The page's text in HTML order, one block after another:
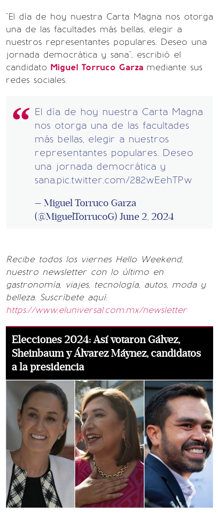
"El día de hoy nuestra Carta Magna nos otorga
una de las facultades más bellas, elegir a
nuestros representantes populares. Deseo una
jornada democrática y sana", escribió el
candidato Miguel Torruco Garza mediante sus
redes sociales.
El día de hoy nuestra Carta Magna
nos otorga una de las facultades
más bellas, elegir a nuestros
representantes populares. Deseo
una jornada democrática y
sana.pic.twitter.com/282wEehTPw
— Miguel Torruco Garza
(@MiguelTorrucoG) June 2, 2024
Recibe todos los viernes Hello Weekend,
nuestro newsletter con lo último en
gastronomía, viajes, tecnología, autos, moda y
belleza. Suscríbete aquí:
https://www.eluniversal.com.mx/newsletter
Elecciones 2024: Así votaron Gálvez,
Sheinbaum y Álvarez Máynez, candidatos
a la presidencia